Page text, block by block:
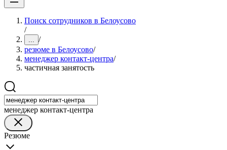
Поиск сотрудников в Белоусово
/
... /
резюме в Белоусово/
менеджер контакт-центра/
частичная занятость
менеджер контакт-центра
Резюме